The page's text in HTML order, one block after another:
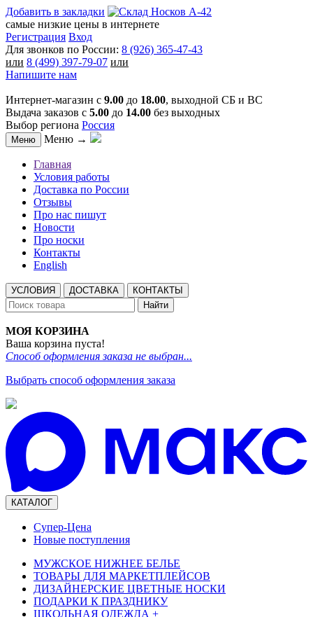
Добавить в закладки
самые низкие цены в интернете
Регистрация Вход
Для звонков по России: 8 (926) 365-47-43
или 8 (499) 397-79-07 или
Напишите нам
Интернет-магазин с 9.00 до 18.00, выходной СБ и ВС
Выдача заказов с 5.00 до 14.00 без выходных
Выбор региона Россия
Меню Меню →
Главная
Условия работы
Доставка по России
Отзывы
Про нас пишут
Новости
Про носки
Контакты
English
УСЛОВИЯ ДОСТАВКА
КОНТАКТЫ
Найти
МОЯ КОРЗИНА
Ваша корзина пуста!
Способ оформления заказа не выбран...
Выбрать способ оформления заказа
КАТАЛОГ
Супер-Цена
Новые поступления
МУЖСКОЕ НИЖНЕЕ БЕЛЬЕ
ТОВАРЫ ДЛЯ МАРКЕТПЛЕЙСОВ
ДИЗАЙНЕРСКИЕ ЦВЕТНЫЕ НОСКИ
ПОДАРКИ К ПРАЗДНИКУ
ШКОЛЬНАЯ ОДЕЖДА +